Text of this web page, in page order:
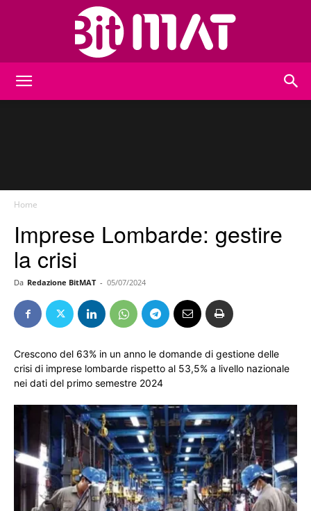
Home
Imprese Lombarde: gestire
la crisi
Da Redazione BitMAT - 05/07/2024
Crescono del 63% in un anno le domande di gestione delle
crisi di imprese lombarde rispetto al 53,5% a livello nazionale
nei dati del primo semestre 2024